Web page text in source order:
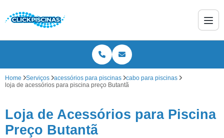
Home Serviços acessórios para piscinas
cabo para piscinas
loja de acessórios para piscina preço Butantã
Loja de Acessórios para Piscina
Preço Butantã